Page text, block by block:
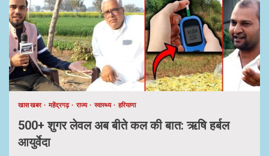
खास खबर महेंद्रगढ़ राज्य स्वास्थ्य हरियाणा
500+ शुगर लेवल अब बीते कल की बात: ऋषि हर्बल
आयुर्वेदा